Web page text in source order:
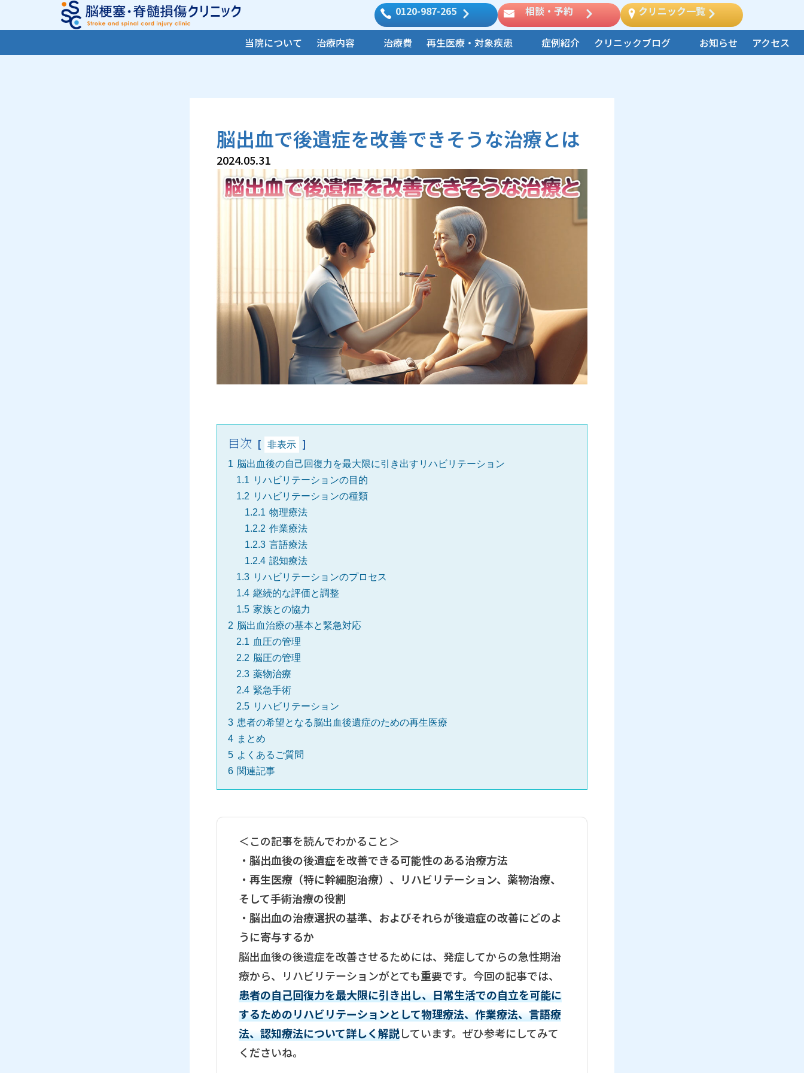
ス
0120-987-265 相談・予約 クリニック一覧
当院について 治療内容 治療費 再生医療・対象疾患 症例紹介 クリニックブログ お知らせ アクセス
脳出血で後遺症を改善できそうな治療とは
2024.05.31
目次
非表示
1 脳出血後の自己回復力を最大限に引き出すリハビリテーション
1.1 リハビリテーションの目的
1.2 リハビリテーションの種類
1.2.1 物理療法
1.2.2 作業療法
1.2.3 言語療法
1.2.4 認知療法
1.3 リハビリテーションのプロセス
1.4 継続的な評価と調整
1.5 家族との協力
2 脳出血治療の基本と緊急対応
2.1 血圧の管理
2.2 脳圧の管理
2.3 薬物治療
2.4 緊急手術
2.5 リハビリテーション
3 患者の希望となる脳出血後遺症のための再生医療
4 まとめ
5 よくあるご質問
6 関連記事
＜この記事を読んでわかること＞
・ 脳出血後の後遺症を改善できる可能性のある治療方法
・ 再生医療（特に幹細胞治療）、リハビリテーション、薬物治療、
そして手術治療の役割
・ 脳出血の治療選択の基準、およびそれらが後遺症の改善にどのよ
うに寄与するか
脳出血後の後遺症を改善させるためには、発症してからの急性期治
療から、リハビリテーションがとても重要です。今回の記事では、
患者の自己回復力を最大限に引き出し、日常生活での自立を可能に
するためのリハビリテーションとして物理療法、作業療法、言語療
法、認知療法について詳しく解説しています。ぜひ参考にしてみて
くださいね。